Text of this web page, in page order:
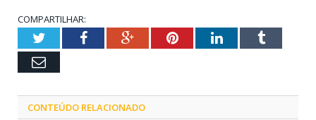
COMPARTILHAR:
TwitterFacebookGoogle+PinterestLinkedInTumblr
Email
CONTEÚDO RELACIONADO